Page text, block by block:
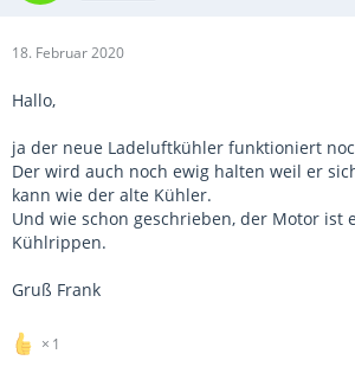
18. Februar 2020
Hallo,
ja der neue Ladeluftkühler funktioniert
Der wird auch noch ewig halten weil er
kann wie der alte Kühler.
Und wie schon geschrieben, der Motor ist
Kühlrippen.
Gruß Frank
1